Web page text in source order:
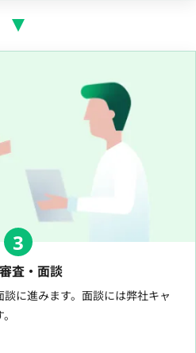
3
査・面談
に進みます。面談には弊社キャ